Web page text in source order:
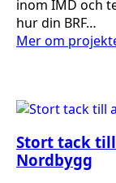
inom IMD och
hur din BRF…
Mer om
Stort tack
Nordbygg